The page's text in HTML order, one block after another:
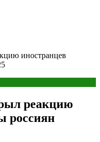
иностранцев
реакцию
россиян